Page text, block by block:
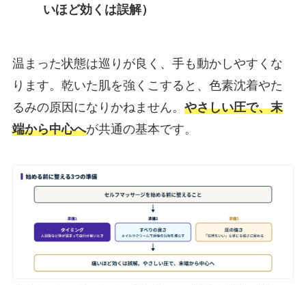
いほど効くは誤解）
温まった状態は巡りが良く、手も動かしやすくな
ります。乾いた肌を強くこすると、色素沈着やた
るみの原因になりかねません。 やさしい圧で、末
端から中心へが共通の基本です。